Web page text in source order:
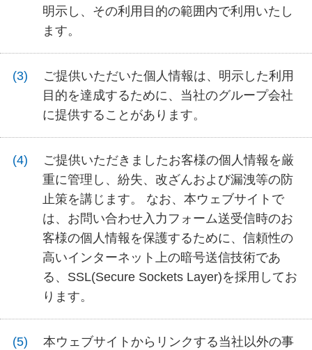
明示し、その利用目的の範囲内で利用いたし
ます。
ご提供いただいた個人情報は、明示した利用
目的を達成するために、当社のグループ会社
に提供することがあります。
ご提供いただきましたお客様の個人情報を厳
重に管理し、紛失、改ざんおよび漏洩等の防
止策を講じます。 なお、本ウェブサイトで
は、お問い合わせ入力フォーム送受信時のお
客様の個人情報を保護するために、信頼性の
高いインターネット上の暗号送信技術であ
る、SSL(Secure Sockets Layer)を採用してお
ります。
本ウェブサイトからリンクする当社以外の事